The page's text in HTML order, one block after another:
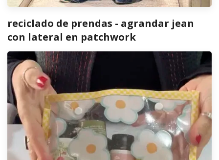
reciclado de prendas - agrandar jean
con lateral en patchwork